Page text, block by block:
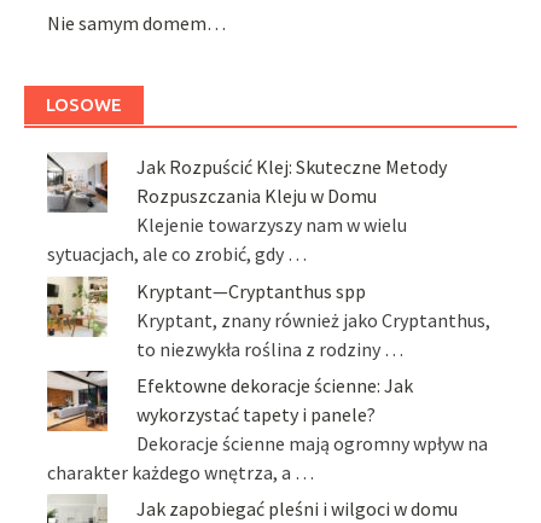
Nie samym domem…
LOSOWE
Jak Rozpuścić Klej: Skuteczne Metody
Rozpuszczania Kleju w Domu
Klejenie towarzyszy nam w wielu
sytuacjach, ale co zrobić, gdy …
Kryptant—Cryptanthus spp
Kryptant, znany również jako Cryptanthus,
to niezwykła roślina z rodziny …
Efektowne dekoracje ścienne: Jak
wykorzystać tapety i panele?
Dekoracje ścienne mają ogromny wpływ na
charakter każdego wnętrza, a …
Jak zapobiegać pleśni i wilgoci w domu